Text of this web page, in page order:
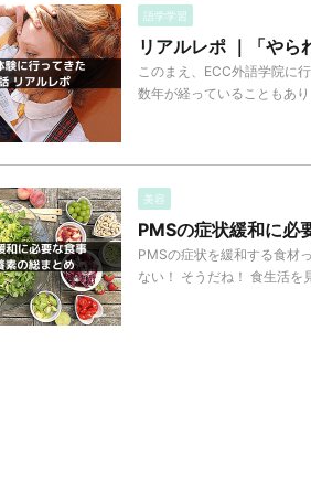
語学学習
リアルレポ ｜「や
このまえ、ECC外語学院に
数年が経っていることもあ
美容
PMSの症状緩和に必
PMSの症状を緩和する食材
ない！ そうだね！ 食生活を